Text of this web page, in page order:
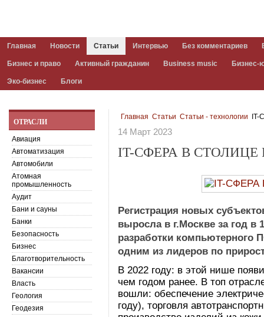
Главная Новости Статьи Интервью Без комментариев
Бизнес и право Активный гражданин Business music Бизнес-
Эко-бизнес Блоги
Главная Статьи Статьи - технологии
14 Март 2023
IT-СФЕРА В СТОЛИЦЕ
Регистрация новых
выросла в г.Москве за год
разработки компьютерного
одним из лидеров по
В 2022 году: в этой нише
чем годом ранее. В топ
вошли: обеспечение
году), торговля
ОТРАСЛИ
Авиация
Автоматизация
Автомобили
Атомная
промышленность
Аудит
Бани и сауны
Банки
Безопасность
Бизнес
Благотворительность
Вакансии
Власть
Геология
Геодезия